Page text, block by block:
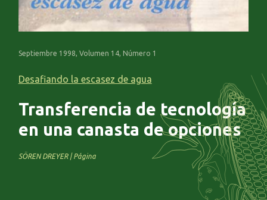
Septiembre 1998, Volumen 14, Número 1
Desafiando la escasez de agua
Transferencia de tecnología
en una canasta de opciones
SÖREN DREYER | Página